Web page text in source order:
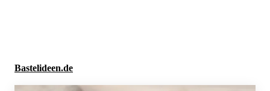
Bastelideen.de